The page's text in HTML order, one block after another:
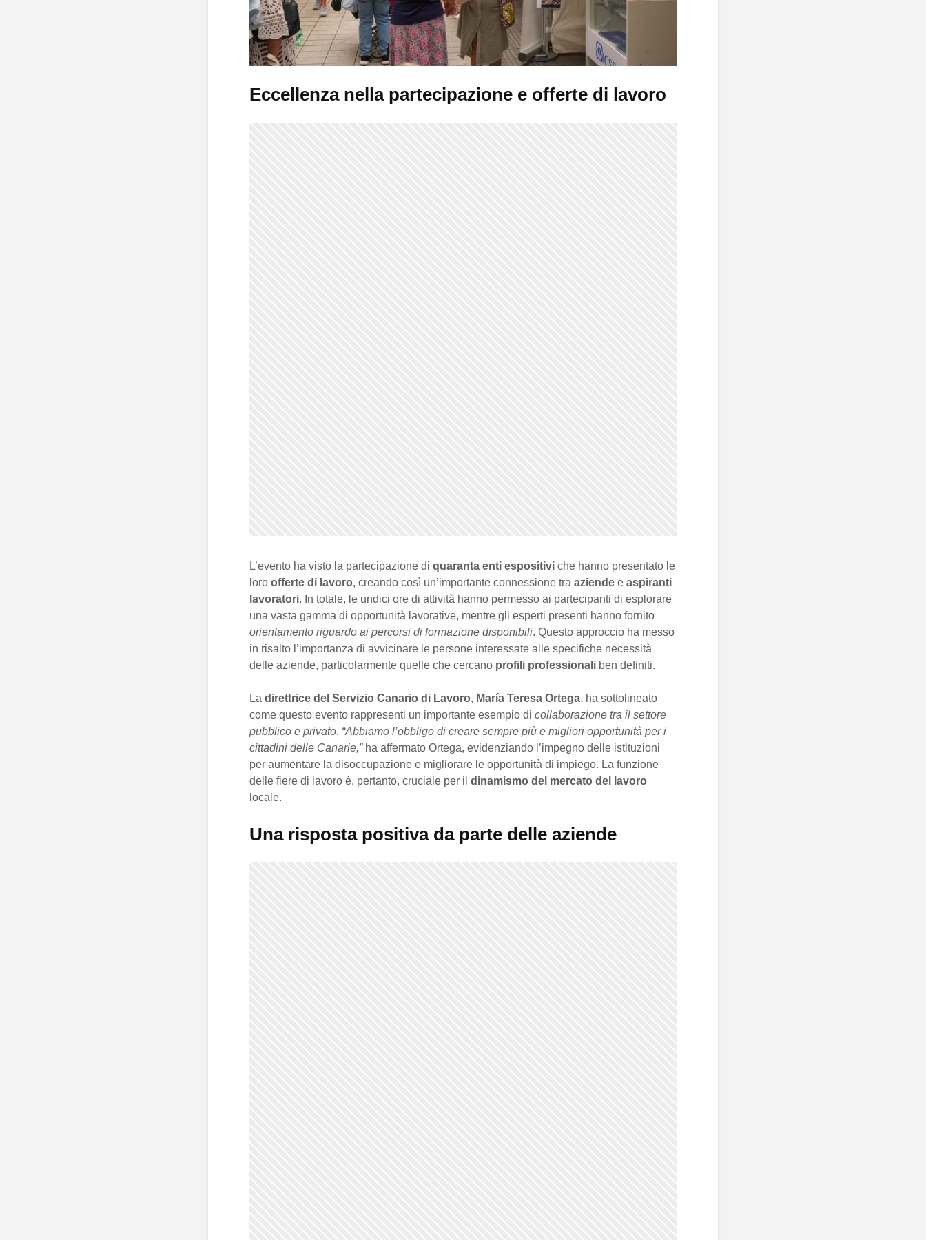
Eccellenza nella partecipazione e offerte di lavoro
L’evento ha visto la partecipazione di quaranta enti espositivi che hanno presentato le
loro offerte di lavoro, creando così un’importante connessione tra aziende e aspiranti
lavoratori. In totale, le undici ore di attività hanno permesso ai partecipanti di esplorare
una vasta gamma di opportunità lavorative, mentre gli esperti presenti hanno fornito
orientamento riguardo ai percorsi di formazione disponibili. Questo approccio ha messo
in risalto l’importanza di avvicinare le persone interessate alle specifiche necessità
delle aziende, particolarmente quelle che cercano profili professionali ben definiti.
La direttrice del Servizio Canario di Lavoro, María Teresa Ortega, ha sottolineato
come questo evento rappresenti un importante esempio di collaborazione tra il settore
pubblico e privato. “Abbiamo l’obbligo di creare sempre più e migliori opportunità per i
cittadini delle Canarie,”ha affermato Ortega, evidenziando l’impegno delle istituzioni
per aumentare la disoccupazione e migliorare le opportunità di impiego. La funzione
delle fiere di lavoro è, pertanto, cruciale per il dinamismo del mercato del lavoro
locale.
Una risposta positiva da parte delle aziende